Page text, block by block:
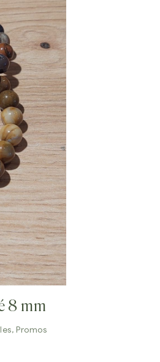
8 mm
,Promos